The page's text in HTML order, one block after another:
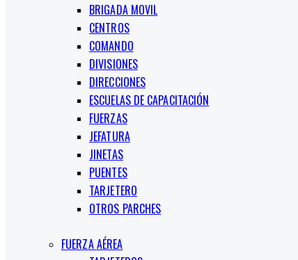
BRIGADA MOVIL
CENTROS
COMANDO
DIVISIONES
DIRECCIONES
ESCUELAS DE CAPACITACIÓN
FUERZAS
JEFATURA
JINETAS
PUENTES
TARJETERO
OTROS PARCHES
FUERZA AÉREA